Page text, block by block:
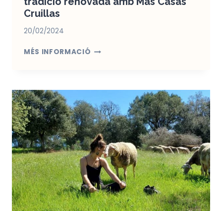
Cruillas
20/02/2024
MÉS INFORMACIÓ LLANA
UNA
TRADICIÓ
RENOVADA
AMB
MAS
CASAS
CRUILLAS